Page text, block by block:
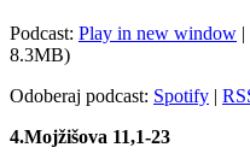
Podcast: Play in new window |
8.3MB)
Odoberaj podcast: Spotify |
4.Mojžišova 11,1-23